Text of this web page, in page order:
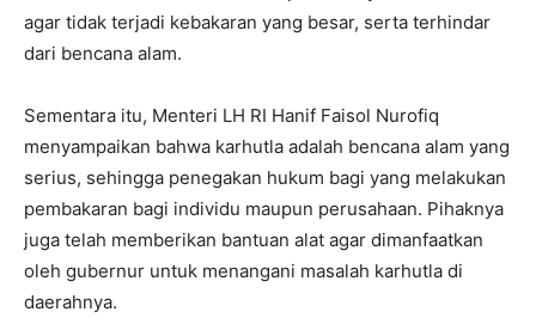
agar tidak terjadi kebakaran yang besar, serta terhindar
dari bencana alam.
‎Sementara itu, Menteri LH RI Hanif Faisol Nurofiq
menyampaikan bahwa karhutla adalah bencana alam yang
serius, sehingga penegakan hukum bagi yang melakukan
pembakaran bagi individu maupun perusahaan. Pihaknya
juga telah memberikan bantuan alat agar dimanfaatkan
oleh gubernur untuk menangani masalah karhutla di
daerahnya.